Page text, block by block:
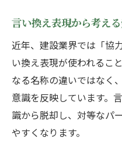
言い換え表現から考え
近年、建設業界では「協
い換え表現が使われるこ
なる名称の違いではなく
意識を反映しています。
識から脱却し、対等なパ
やすくなります。